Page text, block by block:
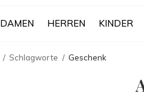
DAMEN HERREN KINDER
Schlagworte Geschenk